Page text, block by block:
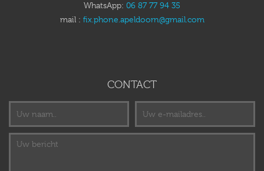
WhatsApp: 06 87 77 94 35
mail : fix.phone.apeldoorn@gmail.com
CONTACT